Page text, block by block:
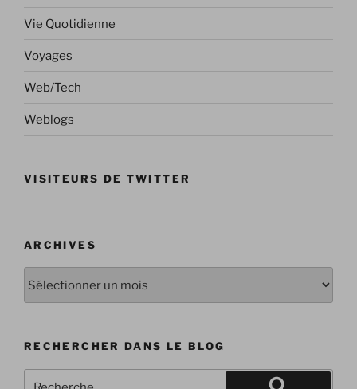
Vie Quotidienne
Voyages
Web/Tech
Weblogs
VISITEURS DE TWITTER
ARCHIVES
RECHERCHER DANS LE BLOG